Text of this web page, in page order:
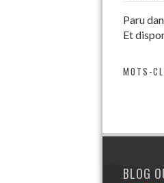
Paru
Et
MOTS-
BLOG